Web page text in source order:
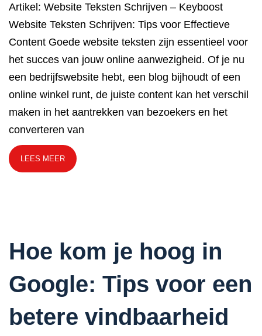
Artikel: Website Teksten Schrijven – Keyboost
Website Teksten Schrijven: Tips voor Effectieve
Content Goede website teksten zijn essentieel voor
het succes van jouw online aanwezigheid. Of je nu
een bedrijfswebsite hebt, een blog bijhoudt of een
online winkel runt, de juiste content kan het verschil
maken in het aantrekken van bezoekers en het
converteren van
LEES MEER
Hoe kom je hoog in
Google: Tips voor een
betere vindbaarheid